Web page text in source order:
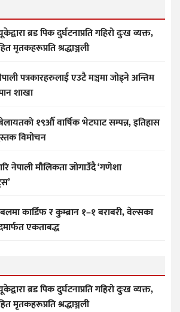
ब्रड पिक दुर्घटनाप्रति गहिरो दुःख व्यक्त,
मृतकहरूप्रति श्रद्धाञ्जली
पत्रकारहरुलाई एउटै मञ्चमा जोड्ने अन्तिम
शाखा
१९औँ वार्षिक भेटघाट सम्पन्न, इतिहास
विमोचन
नेपाली मौलिकता जोगाउँदै ‘गणेशा
कार्डिफ र कुम्ब्रान १–१ बराबरी, वेल्सका
एकताबद्ध
ब्रड पिक दुर्घटनाप्रति गहिरो दुःख व्यक्त,
मृतकहरूप्रति श्रद्धाञ्जली